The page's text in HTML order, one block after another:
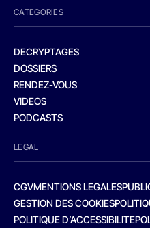
CATEGORIES
DECRYPTAGES
DOSSIERS
RENDEZ-VOUS
VIDEOS
PODCASTS
LEGAL
CGVMENTIONS LEGALES
GESTION DES COOKIES
POLITIQUE D’ACCESSIBILITE